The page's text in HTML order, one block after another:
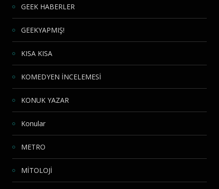
GEEK HABERLER
GEEKYAPMIŞ!
KISA KISA
KOMEDYEN İNCELEMESİ
KONUK YAZAR
Konular
METRO
MİTOLOJİ